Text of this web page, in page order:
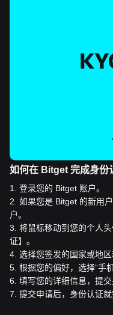
如何在 Bitget 完成身份
1
登录您的 Bitget 账户。
2 如果您是 Bitget 的新用
户。
3 将鼠标移动到您的个人
证】。
4 选择您签发的国家或地
5 根据您的偏好，选择“手
6 填写您的详细信息，提
7 提交申请后，身份认证就